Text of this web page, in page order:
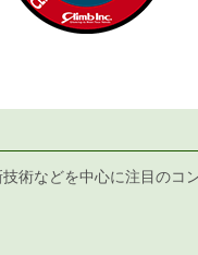
術などを中心に注目のコ